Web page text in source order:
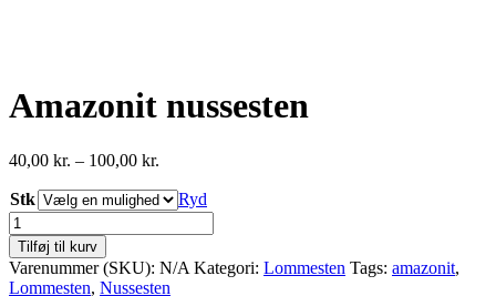
Amazonit nussesten
40,00 kr. – 100,00 kr.
til
100,00 kr.
Stk
Ryd
Amazonit
nussesten
antal
Tilføj til kurv
Varenummer (SKU): N/A Kategori: Lommesten Tags: amazonit,
Lommesten, Nussesten